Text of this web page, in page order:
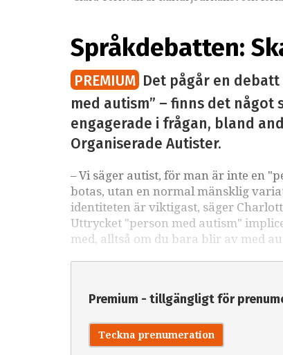
Språkdebatten:
PREMIUM Det pågår en
med autism” – finns det
engagerade i frågan, bland
Organiserade Autister.
– Vi säger autist, för man är inte en
botas, utan en normal mänsklig
identiteten är viktigast, säger
Uttrycket "person med autism"
med, alltså om du bara blir av med
Premium - tillgängligt för
Teckna prenumeration